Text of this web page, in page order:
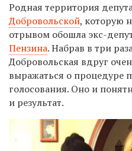
Родная территория
Добровольской, которую
отрывом обошла экс-
Пензина. Набрав в три
Добровольская вдруг
выражаться о процедуре
голосования. Оно и
и результат.